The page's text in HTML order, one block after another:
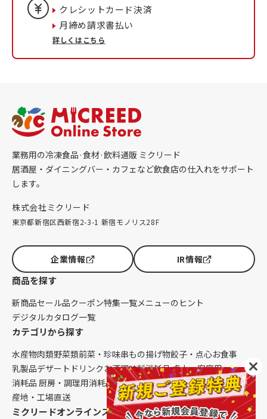
クレシットカード決済
月締め請求書払い
詳しくはこちら
業務用の冷凍食品·食材·飲料通販 ミクリード
居酒屋・ダイニングバー・カフェなど飲食店の仕入れをサポート
します。
株式会社ミクリード
東京都新宿区西新宿2-3-1 新宿モノリス28F
企業情報 IR情報
商品を探す
新商品セール品クーポン特集一覧メニューのヒント
デジタルカタログ一覧
カテゴリから探す
水産物肉類野菜類前菜・珍味串もの揚げ物餃子・点心お食事
乳製品デザート ドリンク お酒調味料消耗品 卓上・客席用
消耗品 厨房・調理用消耗品 クレンリネス生鮮品（配送便限定）
産地・工場直送
ミクリードオンラインストアについて